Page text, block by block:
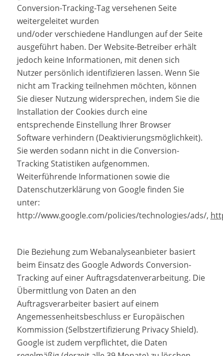
Conversion-Tracking-Tag versehenen Seite
weitergeleitet wurden
und/oder verschiedene Handlungen auf der Seite
ausgeführt haben. Der Website-Betreiber erhält
jedoch keine Informationen, mit denen sich
Nutzer persönlich identifizieren lassen. Wenn Sie
nicht am Tracking teilnehmen möchten, können
Sie dieser Nutzung widersprechen, indem Sie die
Installation der Cookies durch eine
entsprechende Einstellung Ihrer Browser
Software verhindern (Deaktivierungsmöglichkeit).
Sie werden sodann nicht in die Conversion-
Tracking Statistiken aufgenommen.
Weiterführende Informationen sowie die
Datenschutzerklärung von Google finden Sie
unter:
http://www.google.com/policies/technologies/ads/,
Die Beziehung zum Webanalyseanbieter basiert
beim Einsatz des Google Adwords Conversion-
Tracking auf einer Auftragsdatenverarbeitung. Die
Übermittlung von Daten an den
Auftragsverarbeiter basiert auf einem
Angemessenheitsbeschluss er Europäischen
Kommission (Selbstzertifizierung Privacy Shield).
Google ist zudem verpflichtet, die Daten